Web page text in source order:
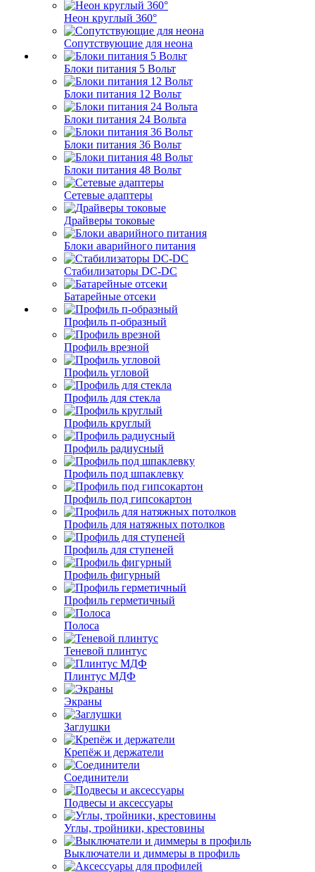
Неон круглый 360°
Сопутствующие для неона
Блоки питания 5 Вольт
Блоки питания 12 Вольт
Блоки питания 24 Вольта
Блоки питания 36 Вольт
Блоки питания 48 Вольт
Сетевые адаптеры
Драйверы токовые
Блоки аварийного питания
Стабилизаторы DC-DC
Батарейные отсеки
Профиль п-образный
Профиль врезной
Профиль угловой
Профиль для стекла
Профиль круглый
Профиль радиусный
Профиль под шпаклевку
Профиль под гипсокартон
Профиль для натяжных потолков
Профиль для ступеней
Профиль фигурный
Профиль герметичный
Полоса
Теневой плинтус
Плинтус МДФ
Экраны
Заглушки
Крепёж и держатели
Соединители
Подвесы и аксессуары
Углы, тройники, крестовины
Выключатели и диммеры в профиль